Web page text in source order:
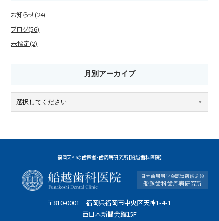
お知らせ(24)
ブログ(56)
未指定(2)
月別アーカイブ
福岡天神の歯医者・歯周病研究所【船越歯科医院】
日本歯周病学会認定研修施設
船越歯科歯周病研究所
〒810-0001 福岡県福岡市中央区天神1-4-1
西日本新聞会館15F